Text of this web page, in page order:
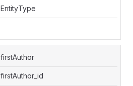
EntityType
firstAuthor
firstAuthor_id